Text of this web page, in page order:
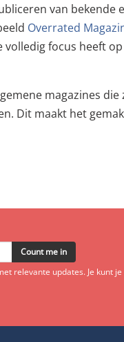
van bekende
Overrated
volledig focus heeft
magazines die
Dit maakt het
Count me in
relevante updates. Je kunt